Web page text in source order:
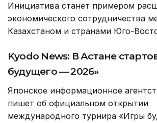
Инициатива станет примером
экономического сотрудничества
Казахстаном и странами Юго-
Kyodo News: В Астане
будущего — 2026»
Японское информационное
пишет об официальном открытии
международного турнира «Игры